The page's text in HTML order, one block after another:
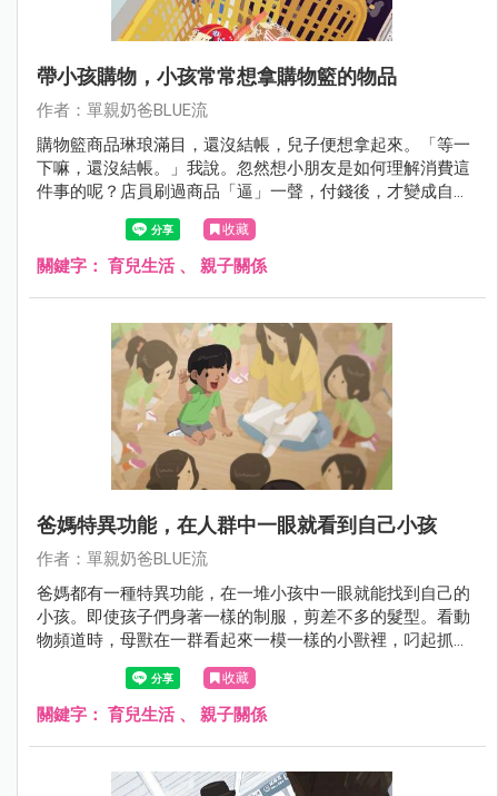
帶小孩購物，小孩常常想拿購物籃的物品
作者：單親奶爸BLUE流
購物籃商品琳琅滿目，還沒結帳，兒子便想拿起來。「等一
下嘛，還沒結帳。」我說。忽然想小朋友是如何理解消費這
件事的呢？店員刷過商品「逼」一聲，付錢後，才變成自己
的物品，這過程其實是種儀式性的交換。還是其實小朋友根
本不用煩惱錢？例如布丁就是要拿來吃的。只聞他在旁嚷嚷
「把拔布丁⋯⋯」
收藏
關鍵字： 育兒生活、 親子關係
爸媽特異功能，在人群中一眼就看到自己小孩
作者：單親奶爸BLUE流
爸媽都有一種特異功能，在一堆小孩中一眼就能找到自己的
小孩。即使孩子們身著一樣的制服，剪差不多的髮型。看動
物頻道時，母獸在一群看起來一模一樣的小獸裡，叼起抓起
自己的骨肉，大概也是一樣的道理吧。
收藏
關鍵字： 育兒生活、 親子關係